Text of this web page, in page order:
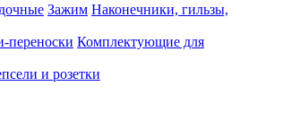
Зажим Наконечники, гильзы,
переноски Комплектующие для
и розетки